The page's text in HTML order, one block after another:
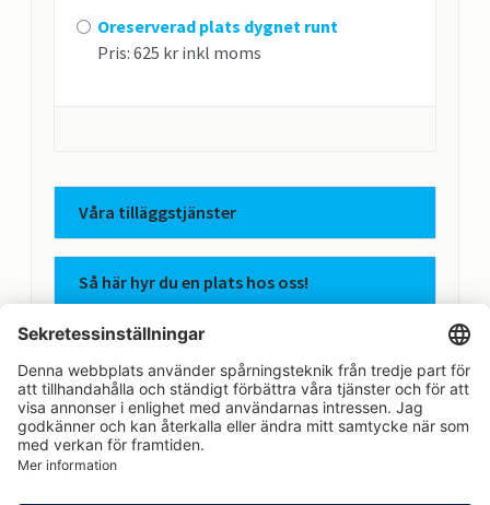
Oreserverad plats dygnet runt
Pris: 625 kr inkl moms
Våra tilläggstjänster
Så här hyr du en plats hos oss!
Avtalsvillkor